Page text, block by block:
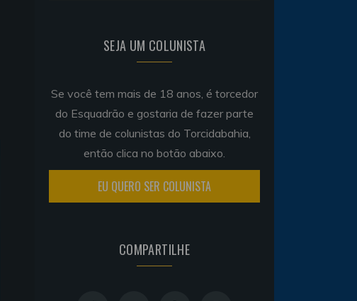
SEJA UM COLUNISTA
Se você tem mais de 18 anos, é torcedor
do Esquadrão e gostaria de fazer parte
do time de colunistas do Torcidabahia,
então clica no botão abaixo.
EU QUERO SER COLUNISTA
COMPARTILHE